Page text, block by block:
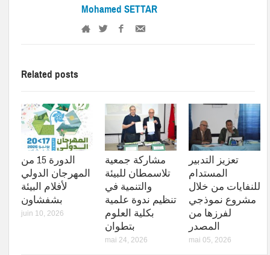
Mohamed SETTAR
Related posts
الدورة 15 من
المهرجان الدولي
لأفلام البيئة
بشفشاون
juin 10, 2026
مشاركة جمعية
تلاسمطان للبيئة
والتنمية في
تنظيم ندوة علمية
بكلية العلوم
بتطوان
mai 24, 2026
تعزيز التدبير
المستدام
للنفايات من خلال
مشروع نموذجي
لفرزها من
المصدر
mai 05, 2026